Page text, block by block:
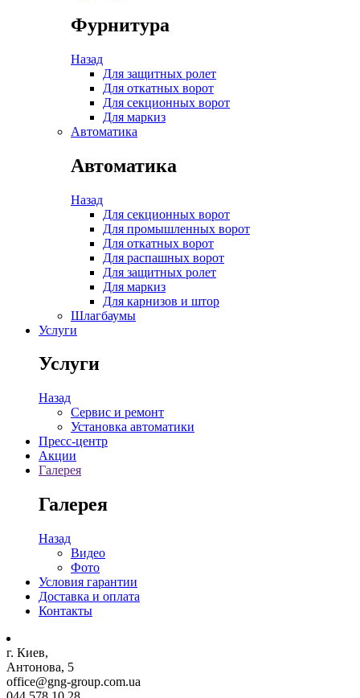
Фурнитура
Назад
Для защитных ролет
Для откатных ворот
Для секционных ворот
Для маркиз
Автоматика
Автоматика
Назад
Для секционных ворот
Для промышленных ворот
Для откатных ворот
Для распашных ворот
Для защитных ролет
Для маркиз
Для карнизов и штор
Шлагбаумы
Услуги
Услуги
Назад
Сервис и ремонт
Установка автоматики
Пресс-центр
Акции
Галерея
Галерея
Назад
Видео
Фото
Условия гарантии
Доставка и оплата
Контакты
г. Киев,
Антонова, 5
office@gng-group.com.ua